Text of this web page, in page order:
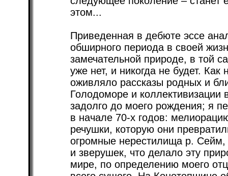
этом...
Приведенная в дебюте эссе
обширного периода в своей
замечательной природе, в той
уже нет, и никогда не будет. Как
оживляло рассказы родных и
Голодоморе и коллективизации
задолго до моего рождения; я
в начале 70-х годов:
речушки, которую они
огромные нерестилища р.
и зверушек, что делало эту
мире, по определению моего